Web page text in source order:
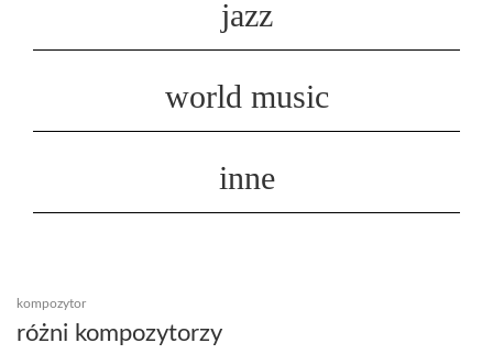
jazz
world music
inne
kompozytor
różni kompozytorzy